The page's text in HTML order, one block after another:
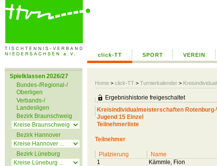
click-TT SPORT VEREIN
Home > click-TT > Turnierkalender >
Spielklassen 2026/27
Bundes-/Regional-/
Oberligen
Verbands-/
Landesligen
Bezirk Braunschweig
Bezirk Hannover
Bezirk Lüneburg
Ergebnishistorie freigeschaltet
Kreisindividualmeisterschaften
Jugend 15 Einzel
Teilnehmerliste
Teilnehmer
Platzierung
Name
1
Kämmle, Fion